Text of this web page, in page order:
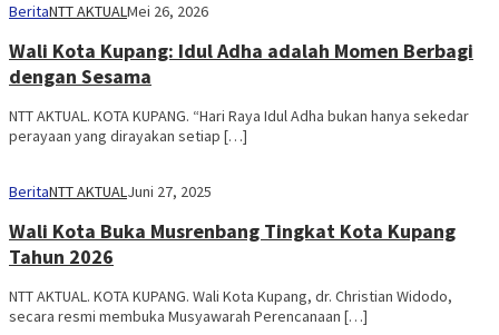
BeritaNTT AKTUALMei 26, 2026
Wali Kota Kupang: Idul Adha adalah Momen Berbagi
dengan Sesama
NTT AKTUAL. KOTA KUPANG. “Hari Raya Idul Adha bukan hanya sekedar
perayaan yang dirayakan setiap […]
BeritaNTT AKTUALJuni 27, 2025
Wali Kota Buka Musrenbang Tingkat Kota Kupang
Tahun 2026
NTT AKTUAL. KOTA KUPANG. Wali Kota Kupang, dr. Christian Widodo,
secara resmi membuka Musyawarah Perencanaan […]